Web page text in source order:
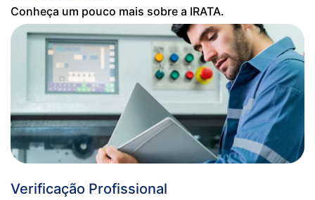
Conheça um pouco mais sobre a IRATA.
Verificação Profissional